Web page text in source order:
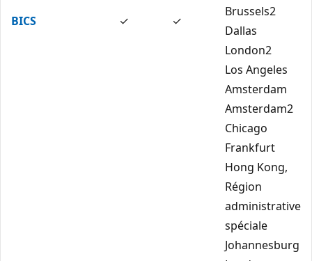
BICS ✓ ✓
Brussels2
Dallas
London2
Los Angeles
Amsterdam
Amsterdam2
Chicago
Frankfurt
Hong Kong,
Région
administrative
spéciale
Johannesburg